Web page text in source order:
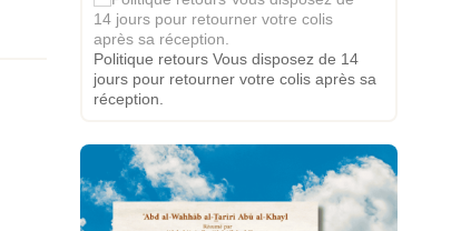
Politique retours Vous disposez de 14
jours pour retourner votre colis après sa
réception.